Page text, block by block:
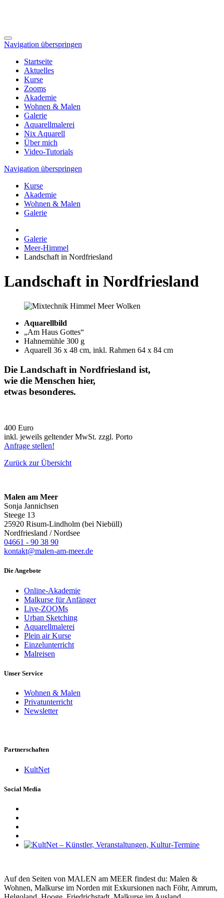
Navigation überspringen
Startseite
Aktuelles
Kurse
Zooms
Akademie
Wohnen & Malen
Galerie
Aquarellmalerei
Nix Aquarell
Über mich
Video-Tutorials
Navigation überspringen
Kurse
Akademie
Wohnen & Malen
Galerie
Galerie
Meer-Himmel
Landschaft in Nordfriesland
Landschaft in Nordfriesland
Aquarellbild
„Am Haus Gottes“
Hahnemühle 300 g
Aquarell 36 x 48 cm, inkl. Rahmen 64 x 84 cm
Die Landschaft in Nordfriesland ist,
wie die Menschen hier,
etwas besonderes.
400 Euro
inkl. jeweils geltender MwSt. zzgl. Porto
Anfrage stellen!
Zurück zur Übersicht
Malen am Meer
Sonja Jannichsen
Steege 13
25920 Risum-Lindholm (bei Niebüll)
Nordfriesland / Nordsee
04661 - 90 38 90
kontakt@malen-am-meer.de
Die Angebote
Online-Akademie
Malkurse für Anfänger
Live-ZOOMs
Urban Sketching
Aquarellmalerei
Plein air Kurse
Einzelunterricht
Malreisen
Unser Service
Wohnen & Malen
Privatunterricht
Newsletter
Partnerschaften
KultNet
Social Media
Auf den Seiten von MALEN am MEER findest du: Malen &
Wohnen, Malkurse im Norden mit Exkursionen nach Föhr, Amrum,